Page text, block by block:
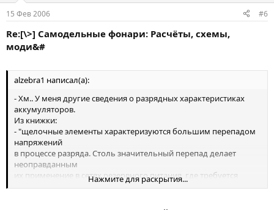
15 Фев 2006 #6
Re:[\>] Самодельные фонари: Расчёты, схемы,
моди&#
alzebra1 написал(а):
- Хм.. У меня другие сведения о разрядных характеристиках
аккумуляторов.
Из книжки:
- "щелочные элементы характеризуются большим перепадом
напряжений
в процессе разряда. Столь значительный перепад делает
неоправданным
их применение в сетях резервного питания, где требуется
наиболее полное использование емкости батареи... Особенно
Нажмите для раскрытия...